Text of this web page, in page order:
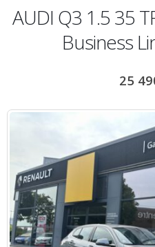
AUDI Q3 1.5 35
Business
25